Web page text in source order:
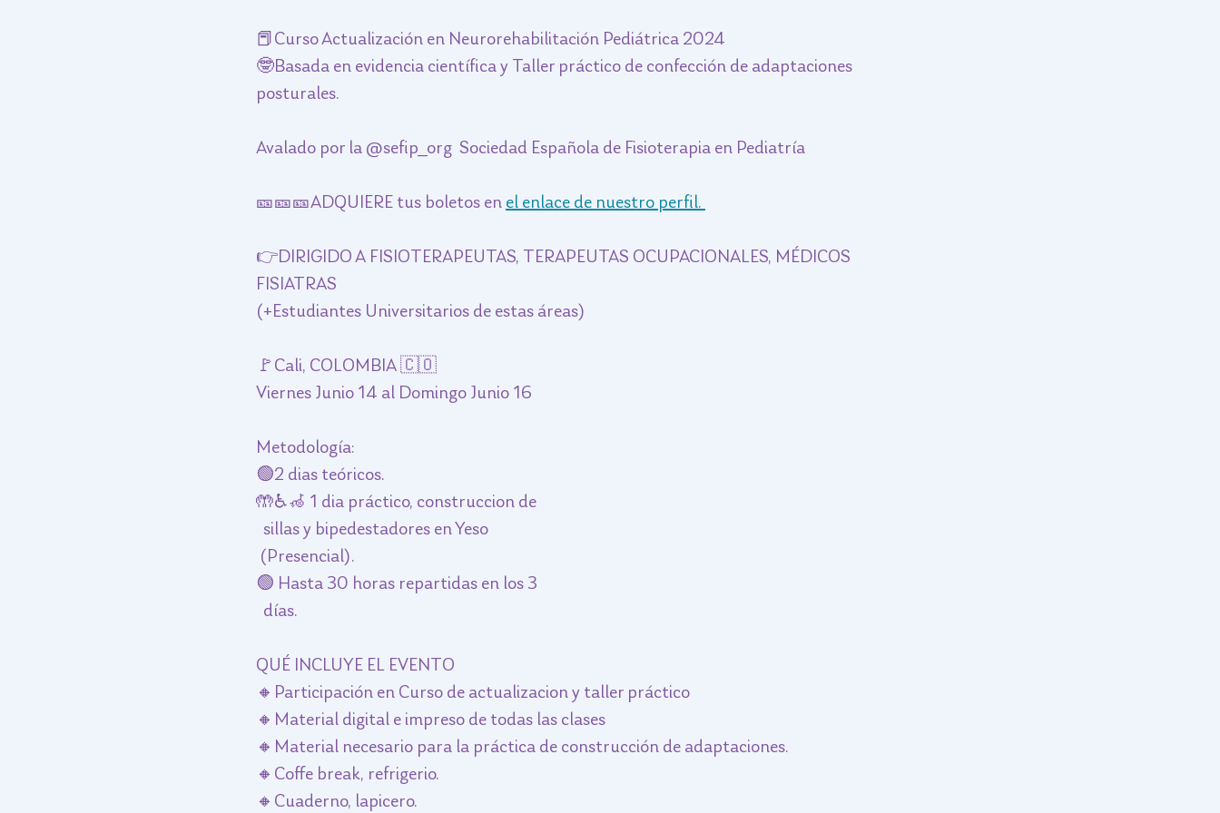
📕Curso Actualización en Neurorehabilitación Pediátrica 2024
🤓Basada en evidencia científica y Taller práctico de confección de adaptaciones
posturales.
Avalado por la @sefip_org  Sociedad Española de Fisioterapia en Pediatría
🎫🎫🎫ADQUIERE tus boletos en el enlace de nuestro perfil.
👉DIRIGIDO A FISIOTERAPEUTAS, TERAPEUTAS OCUPACIONALES, MÉDICOS
FISIATRAS
(+Estudiantes Universitarios de estas áreas)
🚩Cali, COLOMBIA 🇨🇴
Viernes Junio 14 al Domingo Junio 16
Metodología:
🟢2 dias teóricos.
🤲♿️🦽 1 dia práctico, construccion de
  sillas y bipedestadores en Yeso
(Presencial).
🟢 Hasta 30 horas repartidas en los 3
  días.
QUÉ INCLUYE EL EVENTO
🔸Participación en Curso de actualizacion y taller práctico
🔸Material digital e impreso de todas las clases
🔸Material necesario para la práctica de construcción de adaptaciones.
🔸Coffe break, refrigerio.
🔸Cuaderno, lapicero.